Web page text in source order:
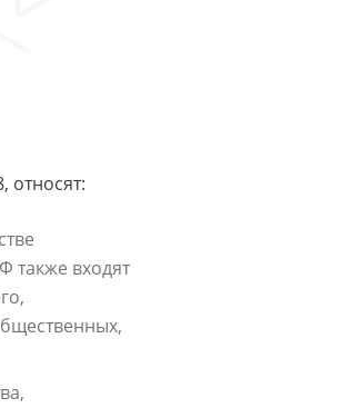
относят:
также входят